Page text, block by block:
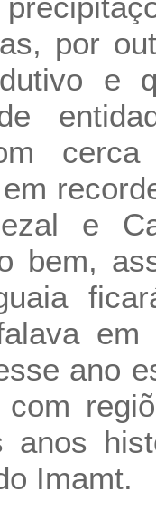
por
e
e
bem,
ano
anos
Imamt.